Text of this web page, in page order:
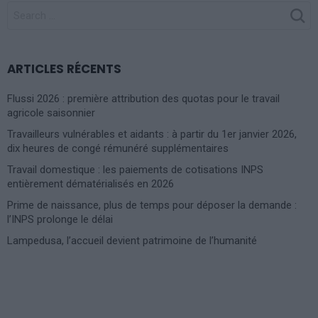
ARTICLES RÉCENTS
Flussi 2026 : première attribution des quotas pour le travail
agricole saisonnier
Travailleurs vulnérables et aidants : à partir du 1er janvier 2026,
dix heures de congé rémunéré supplémentaires
Travail domestique : les paiements de cotisations INPS
entièrement dématérialisés en 2026
Prime de naissance, plus de temps pour déposer la demande :
l’INPS prolonge le délai
Lampedusa, l’accueil devient patrimoine de l’humanité